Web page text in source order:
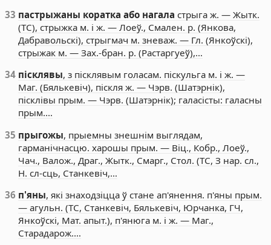
33 пастрыжаны коратка або нагала стрыга ж. — Жытк.
(ТС), стрыжка м. і ж. — Лоеў., Смален. р. (Янкова,
Дабравольскі), стрыгмач м. зневаж. — Гл. (Янкоўскі),
стрыжак м. — Зах.-бран. р. (Растаргуеў),…
34 пісклявы, з пісклявым голасам. піскульга м. і ж. —
Маг. (Бялькевіч), піскля ж. — Чэрв. (Шатэрнік),
пісклівы прым. — Чэрв. (Шатэрнік); галасісты: галасны
прым.…
35 прыгожы, прыемны знешнім выглядам,
гарманічнасцю. харошы прым. — Віц., Кобр., Лоеў.,
Чач., Валож., Драг., Жытк., Смарг., Стол. (ТС, З нар. сл.,
Н. сл-сць, Станкевіч,…
36 п'яны, які знаходзіцца ў стане ап'янення. п'яны прым.
— агульн. (ТС, Станкевіч, Бялькевіч, Юрчанка, ГЧ,
Янкоўскі, Мат. апыт.), п'янюга м. і ж. — Маг.,
Старадарож.…